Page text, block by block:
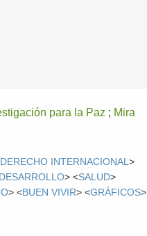
para la Paz ; Mira
DERECHO INTERNACIONAL>
> <SALUD>
> <BUEN VIVIR> <GRÁFICOS>